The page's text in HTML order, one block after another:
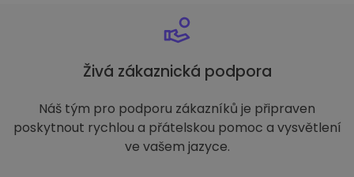
Živá zákaznická podpora
Náš tým pro podporu zákazníků je připraven
poskytnout rychlou a přátelskou pomoc a vysvětlení
ve vašem jazyce.